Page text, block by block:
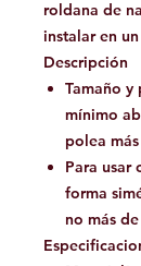
roldana de
instalar en
Descripción
Tamaño y
mínimo
polea
Para usar
forma
no más